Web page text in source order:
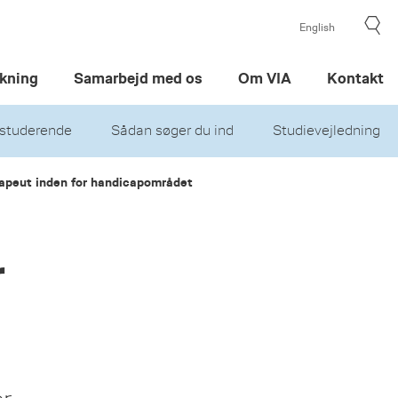
English
Sådan søger du ind Studievejledning
Samarbejd med os Om VIA Kontakt
inden for handicapområdet